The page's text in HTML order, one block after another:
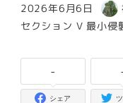
投稿日
2026年6月6日
著
者
カテゴリー
セクション V 最小侵
-
シェア